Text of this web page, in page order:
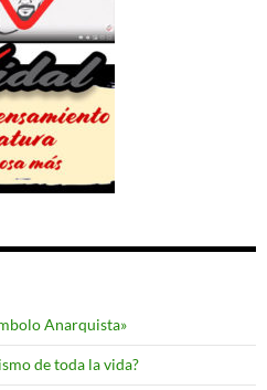
Anarquista»
de toda la vida?